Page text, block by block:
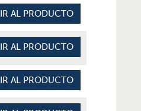
IR AL PRODUCTO
IR AL PRODUCTO
IR AL PRODUCTO